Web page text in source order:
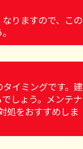
りますので、この
イミングです。建
しょう。メンテナ
処をおすすめしま